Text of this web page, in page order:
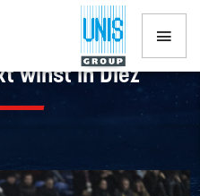
winst in Diez